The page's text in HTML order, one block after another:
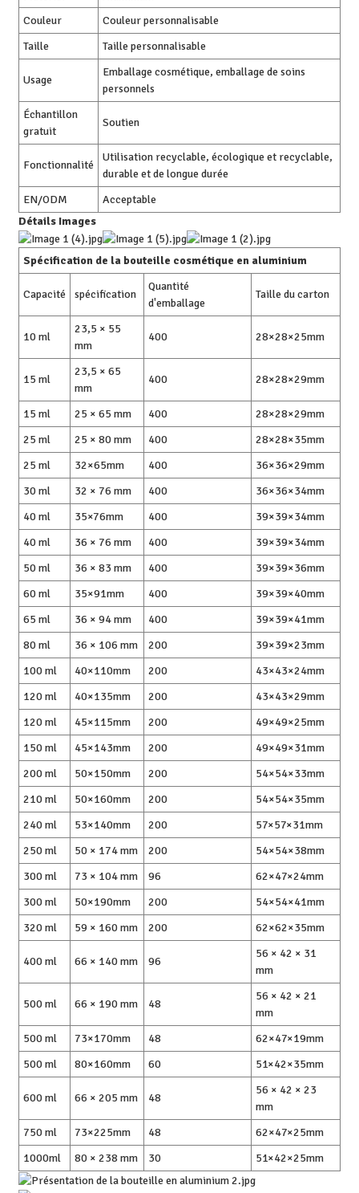
Couleur
Couleur personnalisable
Taille
Taille personnalisable
Usage
Emballage cosmétique, emballage de soins
personnels
Échantillon
gratuit
Soutien
Fonctionnalité
Utilisation recyclable, écologique et recyclable,
durable et de longue durée
EN/ODM
Acceptable
Détails Images
Spécification de la bouteille cosmétique en aluminium
Capacité spécification
Quantité
d'emballage
Taille du carton
10 ml
23,5 × 55
mm
400 28×28×25mm
15 ml
23,5 × 65
mm
400 28×28×29mm
15 ml 25 × 65 mm 400
28×28×29mm
25 ml
25 × 80 mm 400
28×28×35mm
25 ml
32×65mm 400
36×36×29mm
30 ml
32 × 76 mm 400
36×36×34mm
40 ml
35×76mm 400
39×39×34mm
40 ml
36 × 76 mm 400
39×39×34mm
50 ml
36 × 83 mm 400
39×39×36mm
60 ml
35×91mm 400
39×39×40mm
65 ml
36 × 94 mm 400
39×39×41mm
80 ml
36 × 106 mm 200
39×39×23mm
100 ml
40×110mm 200
43×43×24mm
120 ml
40×135mm 200
43×43×29mm
120 ml
45×115mm 200
49×49×25mm
150 ml
45×143mm 200
49×49×31mm
200 ml
50×150mm 200
54×54×33mm
210 ml
50×160mm 200
54×54×35mm
240 ml
53×140mm 200
57×57×31mm
250 ml
50 × 174 mm 200
54×54×38mm
300 ml
73 × 104 mm 96
62×47×24mm
300 ml
50×190mm 200
54×54×41mm
320 ml
59 × 160 mm 200 62×62×35mm
400 ml 66 × 140 mm 96
56 × 42 × 31
mm
500 ml 66 × 190 mm 48
56 × 42 × 21
mm
500 ml
73×170mm 48
62×47×19mm
500 ml
80×160mm 60 51×42×35mm
600 ml 66 × 205 mm 48
56 × 42 × 23
mm
750 ml
73×225mm 48
62×47×25mm
1000ml
80 × 238 mm 30 51×42×25mm